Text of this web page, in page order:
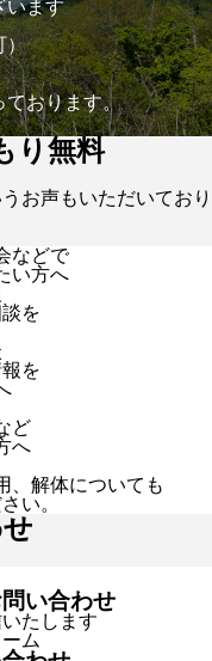
います
）
おります。
り無料
お声もいただいており
などで
い方へ
を
を
ど
へ
、解体についても
い。
い合わせ
たします
ム